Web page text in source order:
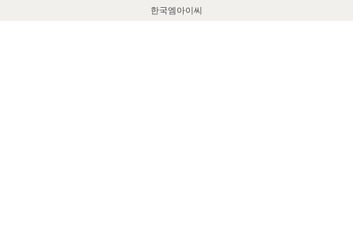
한국엠아이씨